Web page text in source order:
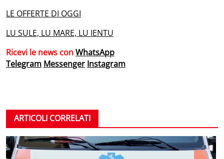
LE OFFERTE DI OGGI
LU SULE, LU MARE, LU IENTU
Ricevi le news conWhatsApp
Telegram Messenger Instagram
ARTICOLI CORRELATI